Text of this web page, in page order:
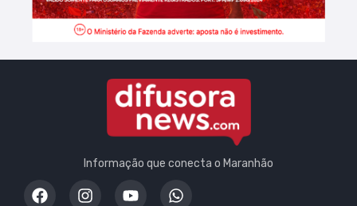
Informação que conecta o Maranhão